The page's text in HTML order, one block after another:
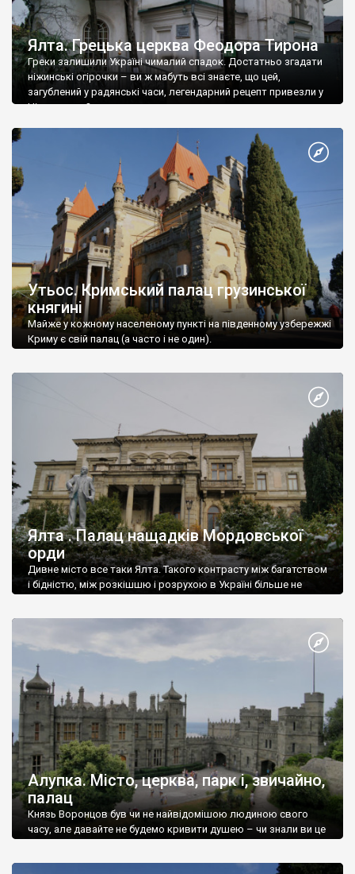
Ялта. Грецька церква Феодора Тирона
Греки залишили Україні чималий спадок. Достатньо згадати
ніжинські огірочки – ви ж мабуть всі знаєте, що цей,
загублений у радянські часи, легендарний рецепт привезли у
Ніжин греки?
Утьос. Кримський палац грузинської
княгині
Майже у кожному населеному пункті на південному узбережжі
Криму є свій палац (а часто і не один).
Ялта . Палац нащадків Мордовської
орди
Дивне місто все таки Ялта. Такого контрасту між багатством
і бідністю, між розкішшю і розрухою в Україні більше не
Алупка. Місто, церква, парк і, звичайно,
палац
Князь Воронцов був чи не найвідомішою людиною свого
часу, але давайте не будемо кривити душею – чи знали ви це